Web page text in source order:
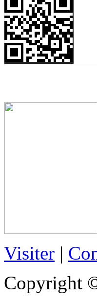
Visiter |
Copyright